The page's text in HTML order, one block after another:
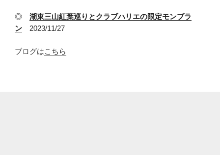
◎ 湖東三山紅葉巡りとクラブハリエの限定モンブラ
ン 2023/11/27
ブログはこちら